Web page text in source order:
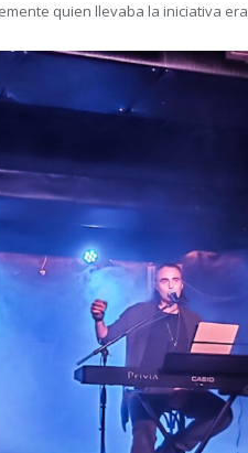
quien llevaba la iniciativa era